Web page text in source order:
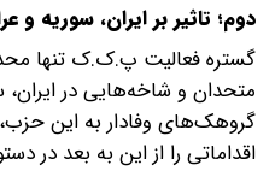
دوم؛ تاثیر بر ایران، سوریه و
گستره فعالیت پ.ک.ک تنها
متحدان و شاخه‌هایی در ایران،
گروهک‌های وفادار به این
اقداماتی را از این به بعد در